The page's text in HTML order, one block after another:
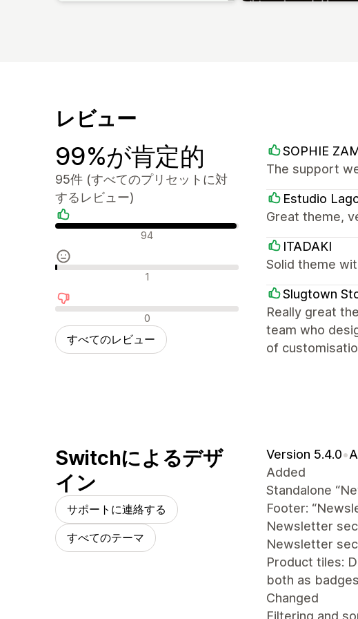
レビュー
99%が肯定的
95件 (すべてのプリセットに対
するレビュー)
肯定的なレビュー94
中間的なレビュー 1
否定的なレビュー0
すべてのレビュー
SOPHIE
The support
Estudio
Great theme,
ITADAKI
Solid theme
Slugtown
Really great
team who
of
Switchによるデザ
イン
サポートに連絡する
すべてのテーマ
Version 5.4.0•
Added
Standalone
Footer:
Newsletter
Newsletter
Product tiles:
both as
Changed
Filtering and